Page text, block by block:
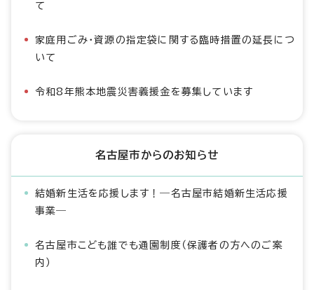
て
家庭用ごみ・資源の指定袋に関する臨時措置の延長につ
いて
令和8年熊本地震災害義援金を募集しています
名古屋市からのお知らせ
結婚新生活を応援します！―名古屋市結婚新生活応援
事業―
名古屋市こども誰でも通園制度（保護者の方へのご案
内）